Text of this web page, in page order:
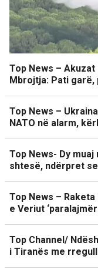
Top News –
Mbrojtja: Pati
Top News –
NATO në alarm,
Top News- Dy
shtesë, ndërpret
Top News –
e Veriut
Top Channel/
i Tiranës me